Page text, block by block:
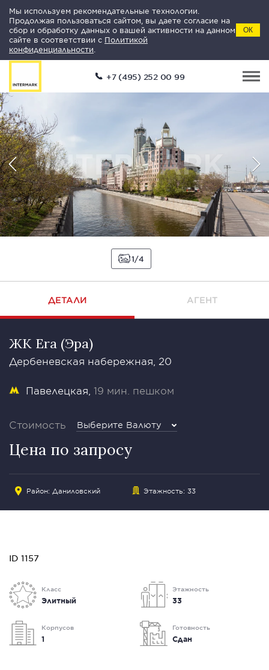
Мы используем рекомендательные технологии.
Продолжая пользоваться сайтом, вы даете согласие на
сбор и обработку данных о вашей активности на данном
сайте в соответствии с Политикой
конфиденциальности
ОК
+7 (495) 252 00 99
1 4
ДЕТАЛИ АГЕНТ
ЖК Era (Эра)
Дербеневская набережная, 20
Павелецкая 19 мин. пешком
Стоимость Выберите Валюту
Цена по запросу
Район: Даниловский Этажность: 33
ID 1157
Класс
Элитный
Этажность
33
Корпусов
1
Готовность
Сдан